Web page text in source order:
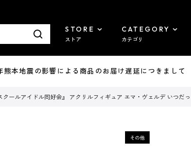
STORE
ストア
CATEGORY
カテゴリ
本地震の影響による商品のお届け遅延につきまして
クールアイドル同好会』 アクリルフィギュア エマ・ヴェルデ いつだっ